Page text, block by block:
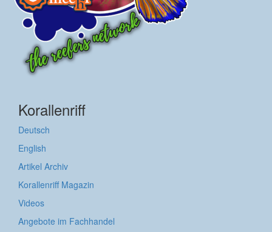
Korallenriff
Deutsch
English
Artikel Archiv
Korallenriff Magazin
Videos
Angebote im Fachhandel